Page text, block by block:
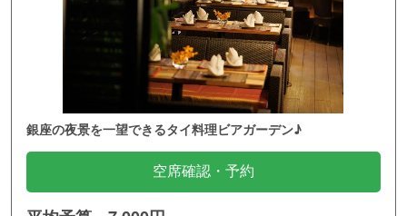
銀座の夜景を一望できるタイ料理ビアガーデン♪
空席確認・予約